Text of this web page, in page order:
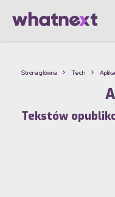
Strona główna Tech
Tekstów